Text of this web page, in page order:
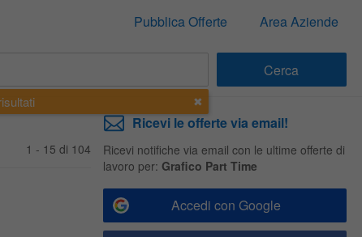
Pubblica Offerte Area Aziende
1 - 15 di 104
Ricevi le offerte via email!
Ricevi notifiche via email con le ultime offerte di
lavoro per: Grafico Part Time
Accedi con Google